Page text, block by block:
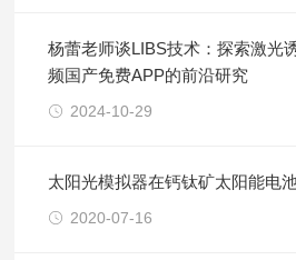
杨蕾老师谈LIBS技术：探索激光
频国产免费APP的前沿研究
2024-10-29
太阳光模拟器在钙钛矿太阳能电
2020-07-16